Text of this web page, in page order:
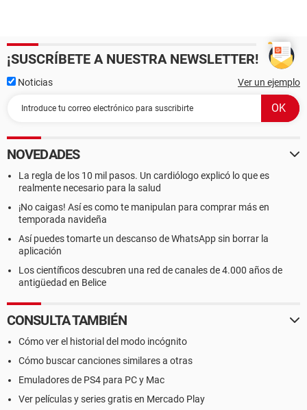
¡SUSCRÍBETE A NUESTRA NEWSLETTER!
Noticias Ver un ejemplo
NOVEDADES
La regla de los 10 mil pasos. Un cardiólogo explicó lo que es
realmente necesario para la salud
¡No caigas! Así es como te manipulan para comprar más en
temporada navideña
Así puedes tomarte un descanso de WhatsApp sin borrar la
aplicación
Los científicos descubren una red de canales de 4.000 años de
antigüedad en Belice
CONSULTA TAMBIÉN
Cómo ver el historial del modo incógnito
Cómo buscar canciones similares a otras
Emuladores de PS4 para PC y Mac
Ver películas y series gratis en Mercado Play